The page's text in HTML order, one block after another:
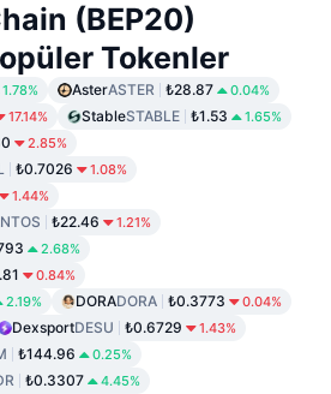
(BEP20)
Tokenler
1.78% AsterASTER ₺28.87 0.04%
17.14% StableSTABLE ₺1.53 1.65%
2.85%
₺0.7026 1.08%
1.44%
₺22.46 1.21%
2.68%
0.84%
2.19% DORADORA ₺0.3773 0.04%
DexsportDESU ₺0.6729 1.43%
₺144.96 0.25%
₺0.3307 4.45%